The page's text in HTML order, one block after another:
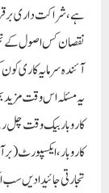
ہے، شراکت داری
نقصان کس اصول کے
آئندہ سرمایہ کاری
یہ مسئلہ اس وقت
کاروبار بیک وقت چل
کاروبار، ایکسپورٹ
تجارتی جائیدادیں